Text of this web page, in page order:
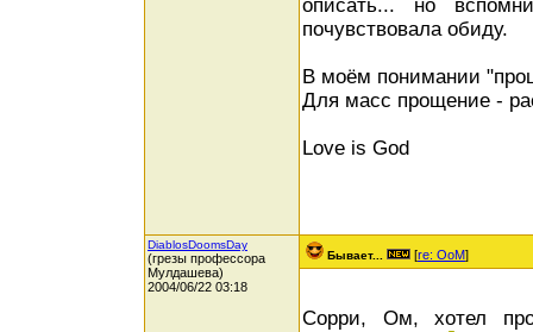
описать... но
почувствовала обиду.
В моём понимании
Для масс прощение -
Love is God
DiablosDoomsDay
(грезы профессора
Мулдашева)
2004/06/22 03:18
Бывает... [re: OoM]
Сорри, Ом, хотел